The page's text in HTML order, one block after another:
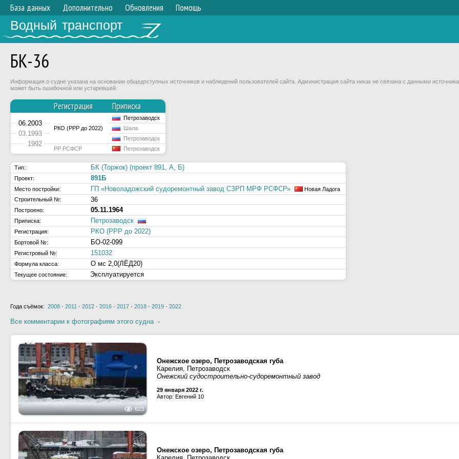
База данных Дополнительно Обновления Помощь
Водный транспорт
БК-36
Информация о судне указана на основании общедоступных источников и наблюдений пользователей сайта. Администрация сайта никак не связана с данными
может быть ошибочной или устаревшей.
Регистрация Приписка
06.2003
РКО (РРР до 2022)
Петрозаводск
03.1993
Шала
1992
Петрозаводск
РР РСФСР
Петрозаводск
Тип: БК (Торжок) (проект 891, А, Б)
Проект: 891Б
Место постройки: ГП «Новоладожский судоремонтный завод СЗРП МРФ РСФСР»
Новая Ладога
Строительный №:
36
Построено: 05.11.1964
Приписка: Петрозаводск
Регистрация: РКО (РРР до 2022)
Бортовой №: БО-02-099
Регистровый №: 151032
Формула класса: О мс 2,0(ЛЁД20)
Текущее состояние: Эксплуатируется
Года съёмок: 2008 · 2011 · 2012 · 2016 · 2017 · 2018 · 2019 · 2022
Все комментарии к фотографиям этого судна·
623
Онежское озеро, Петрозаводская губа
Карелия, Петрозаводск
Онежский судостроительно-судоремонтный завод
29 января 2022 г.
Автор: Евгений 10
Онежское озеро, Петрозаводская губа